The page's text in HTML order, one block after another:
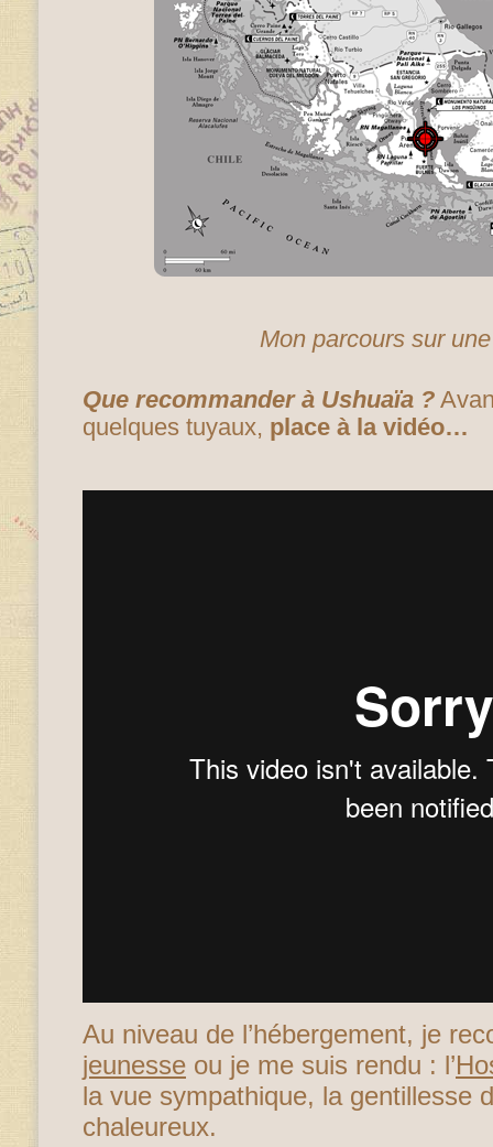
Mon parcours sur
Que recommander à Ushuaïa ?
quelques tuyaux, place à la vidéo…
Au niveau de l’hébergement, je
jeunesse ou je me suis rendu : l’
la vue sympathique, la gentillesse
chaleureux.